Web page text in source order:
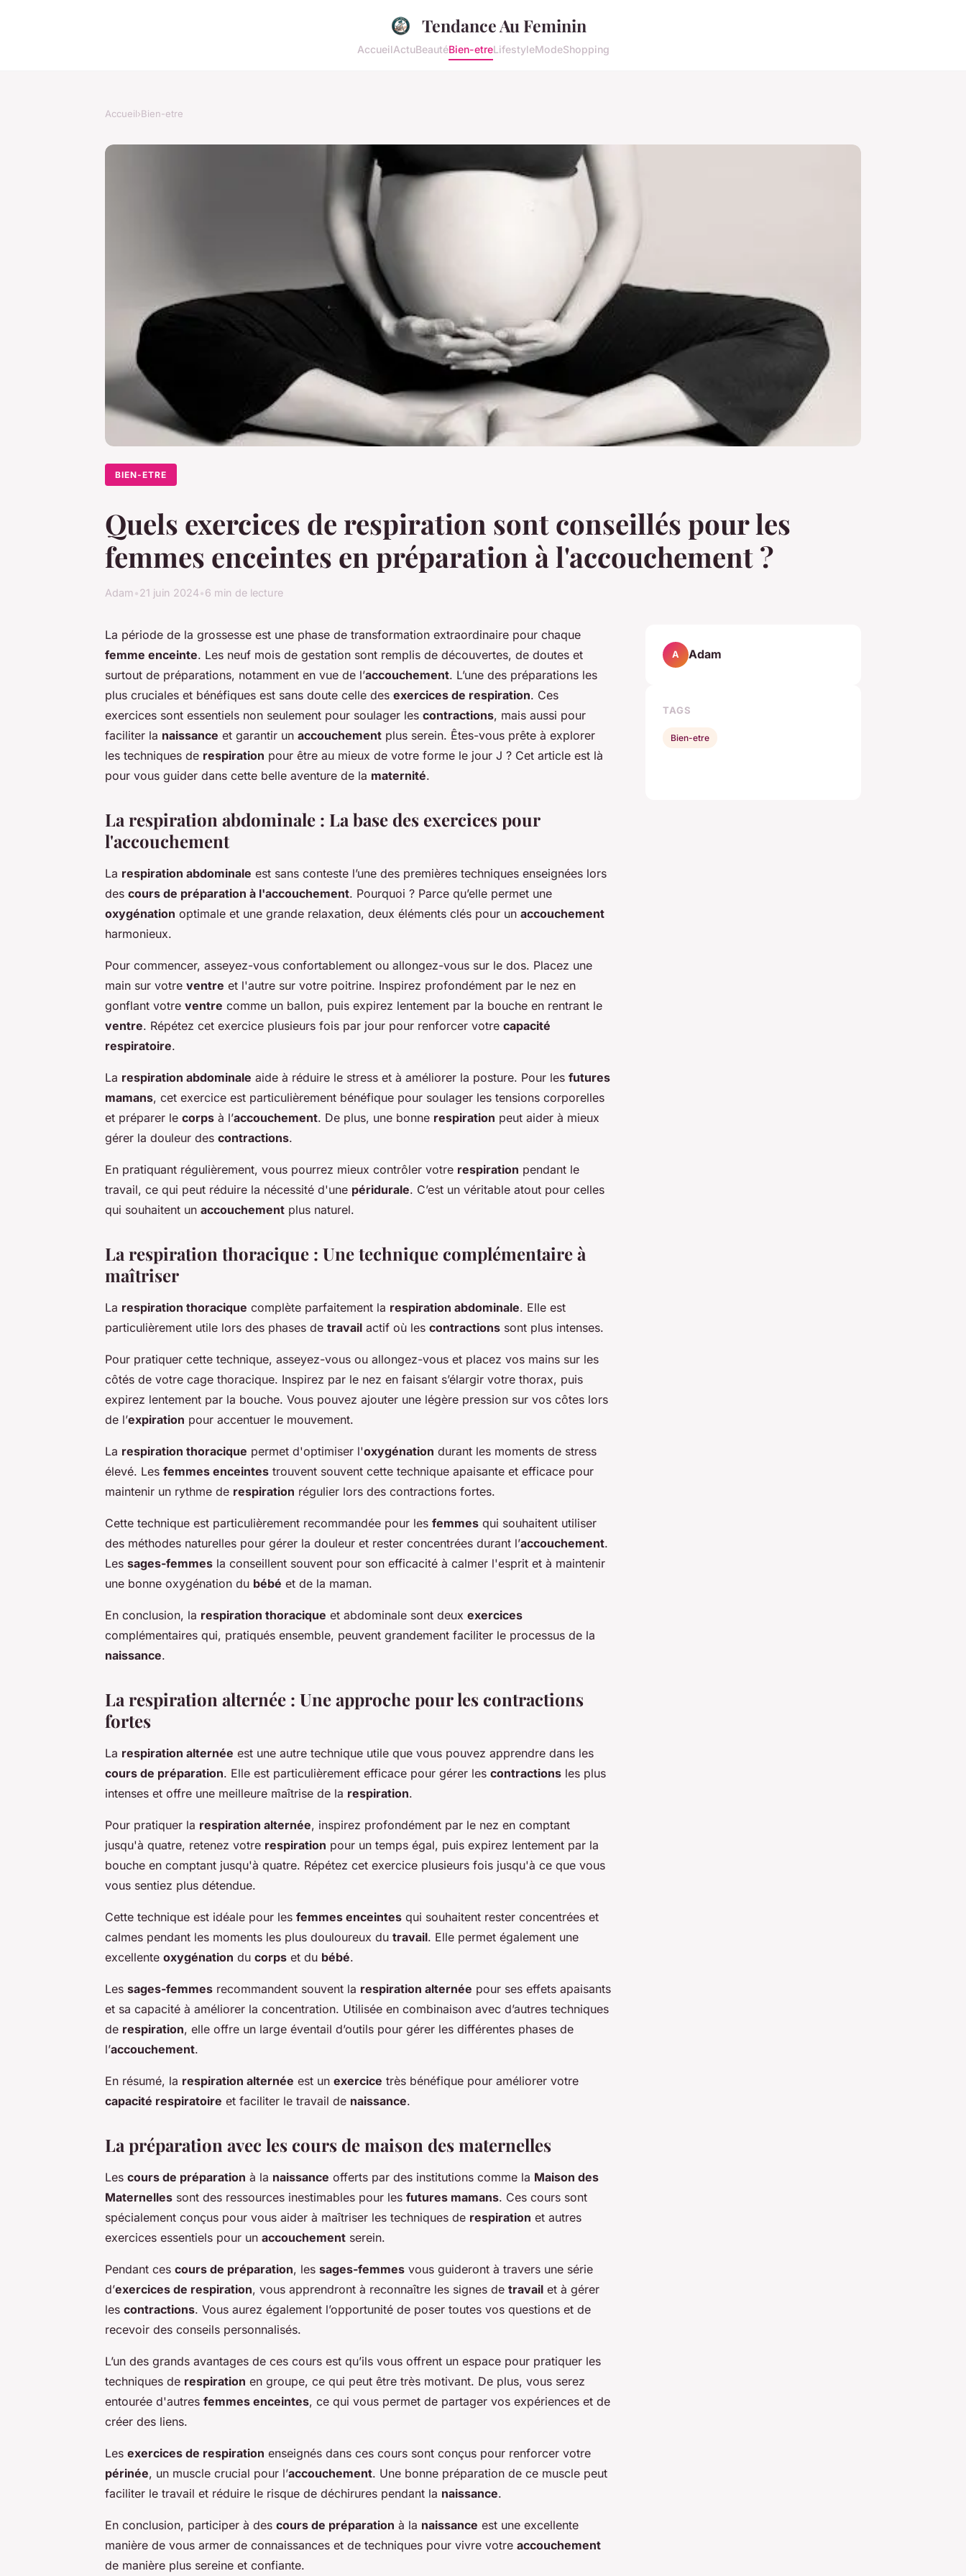
Tendance Au Feminin
AccueilActuBeautéBien-etreLifestyleModeShopping
Accueil›Bien-etre
BIEN-ETRE
Quels exercices de respiration sont conseillés pour les
femmes enceintes en préparation à l'accouchement ?
Adam•21 juin 2024•6 min de lecture
La période de la grossesse est une phase de transformation extraordinaire pour chaque
femme enceinte. Les neuf mois de gestation sont remplis de découvertes, de doutes et
surtout de préparations, notamment en vue de l’accouchement. L’une des préparations les
plus cruciales et bénéfiques est sans doute celle des exercices de respiration. Ces
exercices sont essentiels non seulement pour soulager les contractions, mais aussi pour
faciliter la naissance et garantir un accouchement plus serein. Êtes-vous prête à explorer
les techniques de respiration pour être au mieux de votre forme le jour J ? Cet article est là
pour vous guider dans cette belle aventure de la maternité.
La respiration abdominale : La base des exercices pour
l'accouchement
La respiration abdominale est sans conteste l’une des premières techniques enseignées lors
des cours de préparation à l'accouchement. Pourquoi ? Parce qu’elle permet une
oxygénation optimale et une grande relaxation, deux éléments clés pour un accouchement
harmonieux.
Pour commencer, asseyez-vous confortablement ou allongez-vous sur le dos. Placez une
main sur votre ventre et l'autre sur votre poitrine. Inspirez profondément par le nez en
gonflant votre ventre comme un ballon, puis expirez lentement par la bouche en rentrant le
ventre. Répétez cet exercice plusieurs fois par jour pour renforcer votre capacité
respiratoire.
La respiration abdominale aide à réduire le stress et à améliorer la posture. Pour les futures
mamans, cet exercice est particulièrement bénéfique pour soulager les tensions corporelles
et préparer le corps à l’accouchement. De plus, une bonne respiration peut aider à mieux
gérer la douleur des contractions.
En pratiquant régulièrement, vous pourrez mieux contrôler votre respiration pendant le
travail, ce qui peut réduire la nécessité d'une péridurale. C’est un véritable atout pour celles
qui souhaitent un accouchement plus naturel.
La respiration thoracique : Une technique complémentaire à
maîtriser
La respiration thoracique complète parfaitement la respiration abdominale. Elle est
particulièrement utile lors des phases de travail actif où les contractions sont plus intenses.
Pour pratiquer cette technique, asseyez-vous ou allongez-vous et placez vos mains sur les
côtés de votre cage thoracique. Inspirez par le nez en faisant s’élargir votre thorax, puis
expirez lentement par la bouche. Vous pouvez ajouter une légère pression sur vos côtes lors
de l’expiration pour accentuer le mouvement.
La respiration thoracique permet d'optimiser l'oxygénation durant les moments de stress
élevé. Les femmes enceintes trouvent souvent cette technique apaisante et efficace pour
maintenir un rythme de respiration régulier lors des contractions fortes.
Cette technique est particulièrement recommandée pour les femmes qui souhaitent utiliser
des méthodes naturelles pour gérer la douleur et rester concentrées durant l’accouchement.
Les sages-femmes la conseillent souvent pour son efficacité à calmer l'esprit et à maintenir
une bonne oxygénation du bébé et de la maman.
En conclusion, la respiration thoracique et abdominale sont deux exercices
complémentaires qui, pratiqués ensemble, peuvent grandement faciliter le processus de la
naissance.
La respiration alternée : Une approche pour les contractions
fortes
La respiration alternée est une autre technique utile que vous pouvez apprendre dans les
cours de préparation. Elle est particulièrement efficace pour gérer les contractions les plus
intenses et offre une meilleure maîtrise de la respiration.
Pour pratiquer la respiration alternée, inspirez profondément par le nez en comptant
jusqu'à quatre, retenez votre respiration pour un temps égal, puis expirez lentement par la
bouche en comptant jusqu'à quatre. Répétez cet exercice plusieurs fois jusqu'à ce que vous
vous sentiez plus détendue.
Cette technique est idéale pour les femmes enceintes qui souhaitent rester concentrées et
calmes pendant les moments les plus douloureux du travail. Elle permet également une
excellente oxygénation du corps et du bébé.
Les sages-femmes recommandent souvent la respiration alternée pour ses effets apaisants
et sa capacité à améliorer la concentration. Utilisée en combinaison avec d’autres techniques
de respiration, elle offre un large éventail d’outils pour gérer les différentes phases de
l’accouchement.
En résumé, la respiration alternée est un exercice très bénéfique pour améliorer votre
capacité respiratoire et faciliter le travail de naissance.
La préparation avec les cours de maison des maternelles
Les cours de préparation à la naissance offerts par des institutions comme la Maison des
Maternelles sont des ressources inestimables pour les futures mamans. Ces cours sont
spécialement conçus pour vous aider à maîtriser les techniques de respiration et autres
exercices essentiels pour un accouchement serein.
Pendant ces cours de préparation, les sages-femmes vous guideront à travers une série
d’exercices de respiration, vous apprendront à reconnaître les signes de travail et à gérer
les contractions. Vous aurez également l’opportunité de poser toutes vos questions et de
recevoir des conseils personnalisés.
L’un des grands avantages de ces cours est qu’ils vous offrent un espace pour pratiquer les
techniques de respiration en groupe, ce qui peut être très motivant. De plus, vous serez
entourée d'autres femmes enceintes, ce qui vous permet de partager vos expériences et de
créer des liens.
Les exercices de respiration enseignés dans ces cours sont conçus pour renforcer votre
périnée, un muscle crucial pour l’accouchement. Une bonne préparation de ce muscle peut
faciliter le travail et réduire le risque de déchirures pendant la naissance.
En conclusion, participer à des cours de préparation à la naissance est une excellente
manière de vous armer de connaissances et de techniques pour vivre votre accouchement
de manière plus sereine et confiante.
A Adam
TAGS
Bien-etre